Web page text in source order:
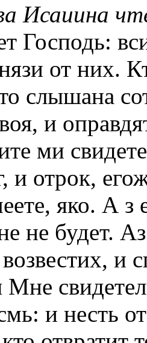
Исаиина
Господь:
от них.
слышана
и
ми
и отрок,
яко. А
не будет.
и
и несть